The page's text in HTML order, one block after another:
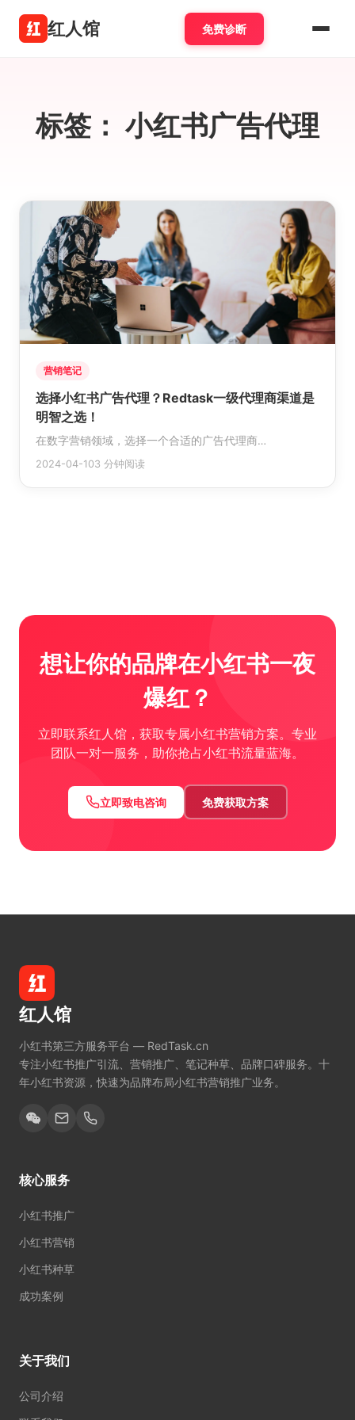
红人馆 免费诊断
标签： 小红书广告代理
营销笔记
选择小红书广告代理？Redtask一级代理商渠道是
明智之选！
在数字营销领域，选择一个合适的广告代理商…
2024-04-103 分钟阅读
想让你的品牌在小红书一夜
爆红？
立即联系红人馆，获取专属小红书营销方案。专业
团队一对一服务，助你抢占小红书流量蓝海。
立即致电咨询 免费获取方案
红人馆
小红书第三方服务平台 — RedTask.cn
专注小红书推广引流、营销推广、笔记种草、品牌口碑服务。十
年小红书资源，快速为品牌布局小红书营销推广业务。
核心服务
小红书推广
小红书营销
小红书种草
成功案例
关于我们
公司介绍